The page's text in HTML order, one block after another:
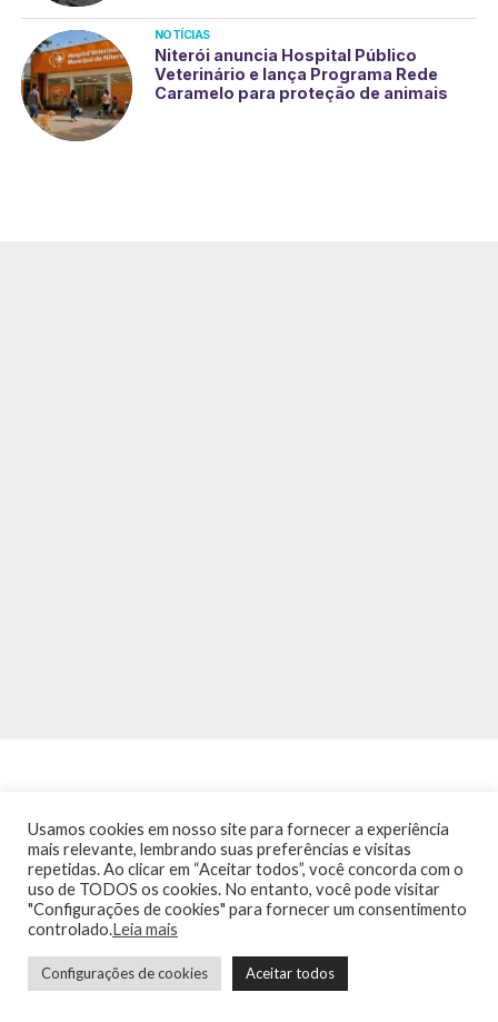
NOTÍCIAS
Niterói anuncia Hospital Público
Veterinário e lança Programa Rede
Caramelo para proteção de animais
INÍCIO NOTÍCIAS AGENDA CONTATO
TRÂNSITO NA PONTE
TERMOS DE USO / POLÍTICA DE PRIVACIDADE
Guia de Niterói Informática LTDA Todos os Direitos Reservados
Usamos cookies em nosso site para fornecer a experiência
mais relevante, lembrando suas preferências e visitas
repetidas. Ao clicar em “Aceitar todos”, você concorda com o
uso de TODOS os cookies. No entanto, você pode visitar
"Configurações de cookies" para fornecer um consentimento
controlado.Leia mais
Configurações de cookies Aceitar todos